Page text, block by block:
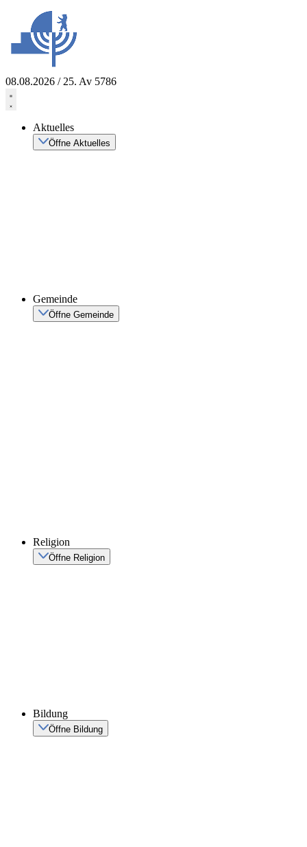
springen
08.08.2026 / 25. Av 5786
Aktuelles
Öffne Aktuelles
Gemeinde
Öffne Gemeinde
Religion
Öffne Religion
Bildung
Öffne Bildung